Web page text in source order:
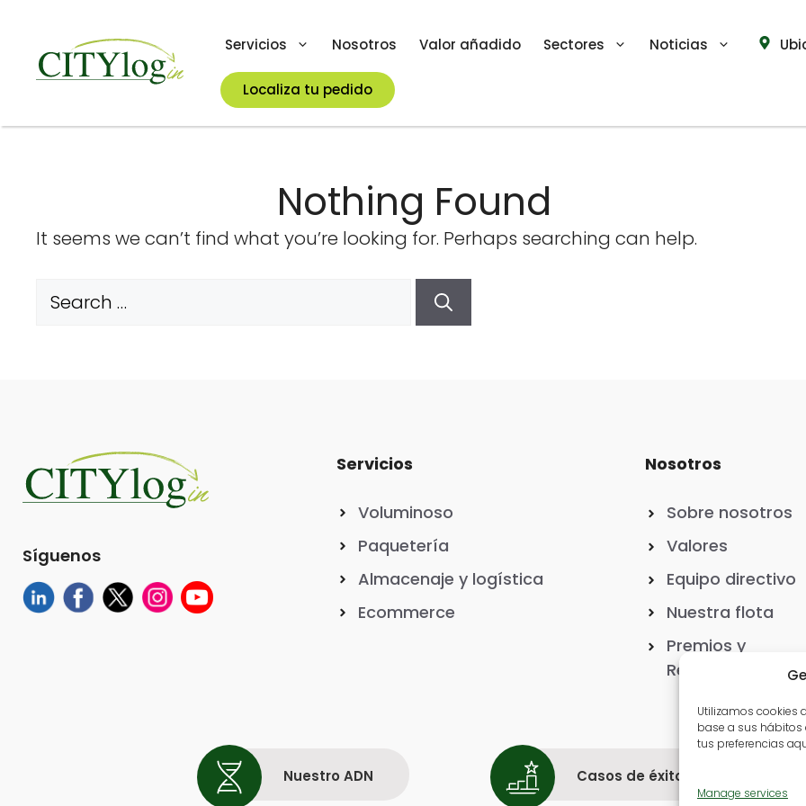
Utilizamos cookies
base a sus hábitos
tus preferencias
Manage services
content
Servicios Nosotros Valor añadido Sectores Noticias
Localiza tu pedido
Nothing Found
It seems we can’t find what you’re looking for. Perhaps searching can help.
Search
for:
Síguenos
Servicios
Voluminoso
Paquetería
Almacenaje y logística
Ecommerce
Nosotros
Sobre nosotros
Valores
Equipo directivo
Nuestra flota
Premios y
Reconocimientos
Nuestro ADN Casos de éxito